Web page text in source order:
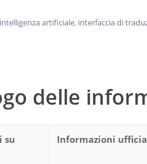
artificiale, interfaccia di
delle
su
Informazioni